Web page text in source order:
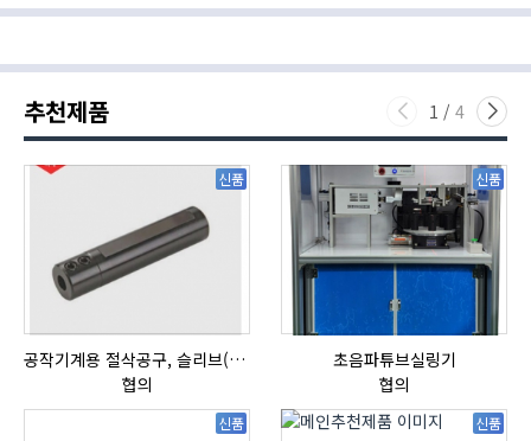
추천제품 1 / 4
신품
공작기계용 절삭공구, 슬리브(SLEEVE)
협의
신품
초음파튜브실링기
협의
신품 신품